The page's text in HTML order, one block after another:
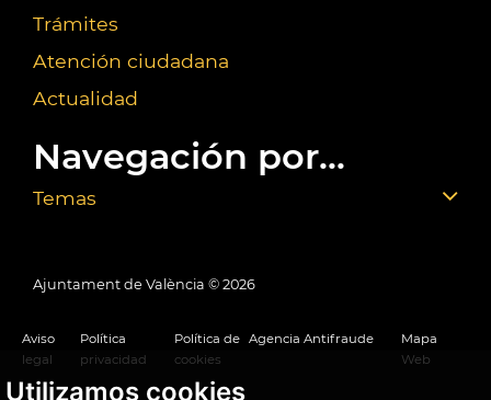
Utilizamos cookies
Trámites
Atención ciudadana
Actualidad
Navegación por...
Temas
Ajuntament de València © 2026
Aviso
legal
Política
privacidad
Política de
cookies
Agencia Antifraude
Mapa
Web